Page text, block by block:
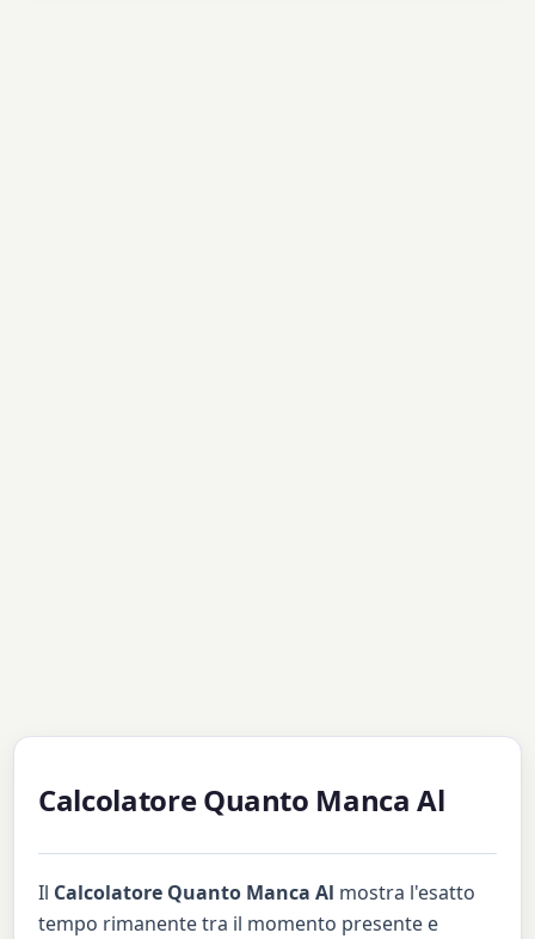
Calcolatore Quanto Manca Al
Il Calcolatore Quanto Manca Al mostra l'esatto
tempo rimanente tra il momento presente e